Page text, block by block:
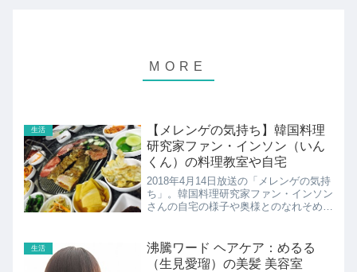
生活
【メレンゲの気持ち】韓国料理
研究家ファン・インソン（いん
くん）の料理教室や自宅
2018年4月14日放送の「メレンゲの気持
ち」。韓国料理研究家ファン・インソン
さんの自宅の様子や奥様とのなれそめな
生活
沸騰ワード ヘアケア：めるる
（生見愛瑠）の美髪 美容室